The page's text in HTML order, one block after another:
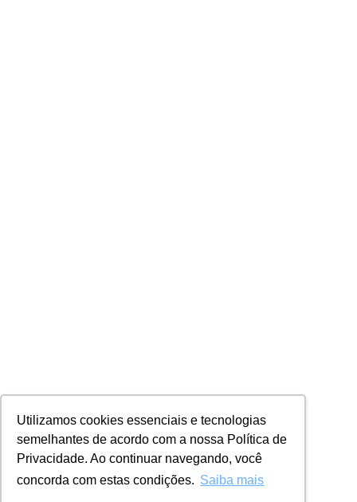
Utilizamos cookies essenciais e tecnologias
semelhantes de acordo com a nossa Política de
Privacidade. Ao continuar navegando, você
concorda com estas condições. Saiba mais